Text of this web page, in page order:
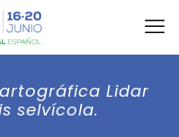
Lidar
selvícola.